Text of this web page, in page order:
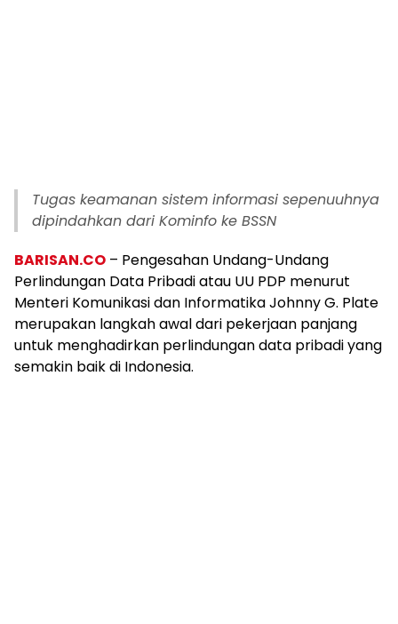
Tugas keamanan sistem informasi sepenuuhnya
dipindahkan dari Kominfo ke BSSN
BARISAN.CO – Pengesahan Undang-Undang
Perlindungan Data Pribadi atau UU PDP menurut
Menteri Komunikasi dan Informatika Johnny G. Plate
merupakan langkah awal dari pekerjaan panjang
untuk menghadirkan perlindungan data pribadi yang
semakin baik di Indonesia.